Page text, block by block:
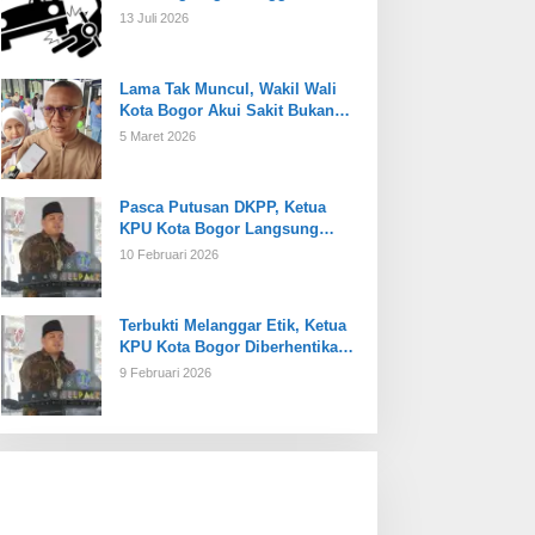
13 Juli 2026
Lama Tak Muncul, Wakil Wali
Kota Bogor Akui Sakit Bukan
Karena Masalah Internal
5 Maret 2026
Pasca Putusan DKPP, Ketua
KPU Kota Bogor Langsung
Dijabat Plt
10 Februari 2026
Terbukti Melanggar Etik, Ketua
KPU Kota Bogor Diberhentikan
Tetap
9 Februari 2026